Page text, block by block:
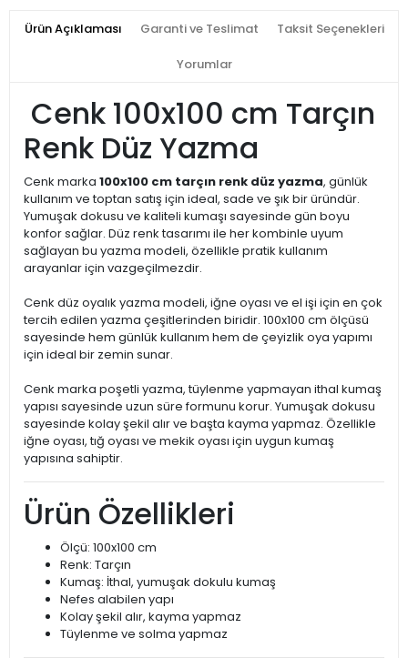
Ürün Açıklaması Garanti ve Teslimat Taksit Seçenekleri
Yorumlar
Cenk 100x100 cm Tarçın
Renk Düz Yazma
Cenk marka 100x100 cm tarçın renk düz yazma, günlük
kullanım ve toptan satış için ideal, sade ve şık bir üründür.
Yumuşak dokusu ve kaliteli kumaşı sayesinde gün boyu
konfor sağlar. Düz renk tasarımı ile her kombinle uyum
sağlayan bu yazma modeli, özellikle pratik kullanım
arayanlar için vazgeçilmezdir.
Cenk düz oyalık yazma modeli, iğne oyası ve el işi için en çok
tercih edilen yazma çeşitlerinden biridir. 100x100 cm ölçüsü
sayesinde hem günlük kullanım hem de çeyizlik oya yapımı
için ideal bir zemin sunar.
Cenk marka poşetli yazma, tüylenme yapmayan ithal kumaş
yapısı sayesinde uzun süre formunu korur. Yumuşak dokusu
sayesinde kolay şekil alır ve başta kayma yapmaz. Özellikle
iğne oyası, tığ oyası ve mekik oyası için uygun kumaş
yapısına sahiptir.
Ürün Özellikleri
Ölçü: 100x100 cm
Renk: Tarçın
Kumaş: İthal, yumuşak dokulu kumaş
Nefes alabilen yapı
Kolay şekil alır, kayma yapmaz
Tüylenme ve solma yapmaz